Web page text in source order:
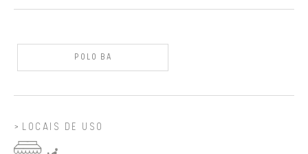
POLO BA
LOCAIS DE USO